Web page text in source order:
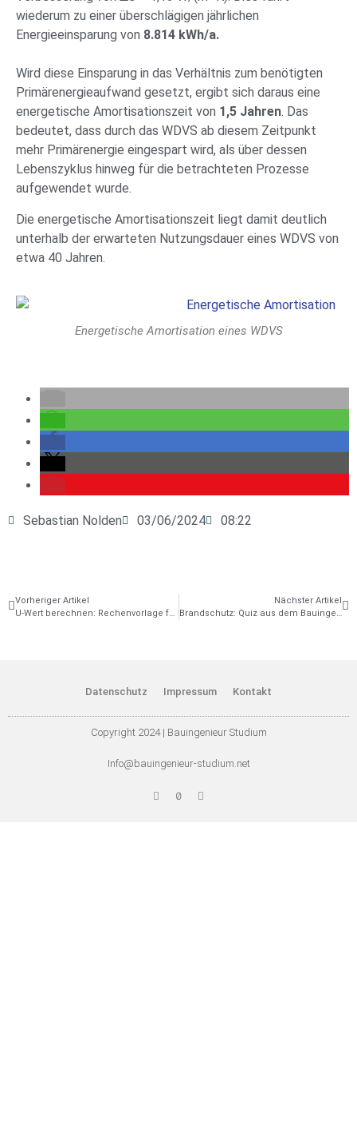
wiederum zu einer überschlägigen jährlichen
Energieeinsparung von 8.814 kWh/a.
Wird diese Einsparung in das Verhältnis zum benötigten
Primärenergieaufwand gesetzt, ergibt sich daraus eine
energetische Amortisationszeit von 1,5 Jahren. Das
bedeutet, dass durch das WDVS ab diesem Zeitpunkt
mehr Primärenergie eingespart wird, als über dessen
Lebenszyklus hinweg für die betrachteten Prozesse
aufgewendet wurde.
Die energetische Amortisationszeit liegt damit deutlich
unterhalb der erwarteten Nutzungsdauer eines WDVS von
etwa 40 Jahren.
Energetische Amortisation eines WDVS
Sebastian Nolden 03/06/2024 08:22
Vorheriger Artikel
U-Wert berechnen: Rechenvorlage für homogene Bauteile [Download]
Nächster Artikel
Brandschutz: Quiz aus dem Bauingenieur-Studium
Datenschutz Impressum Kontakt
Copyright 2024 | Bauingenieur Studium
Info@bauingenieur-studium.net